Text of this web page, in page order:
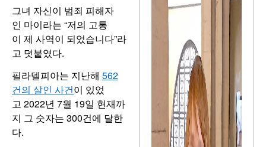
그녀 자신이 범죄 피해자
인 마이라는 “저의 고통
이 제 사역이 되었습니다”라
고 덧붙였다.
필라델피아는 지난해 562
건의 살인 사건이 있었
고 2022년 7월 19일 현재까
지 그 숫자는 300건에 달한
다.